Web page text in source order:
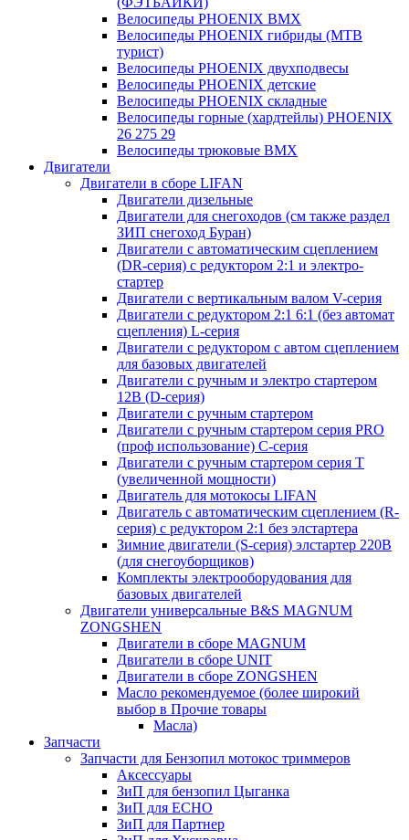
Велосипеды PHOENIX BMX
Велосипеды PHOENIX гибриды (MTB
турист)
Велосипеды PHOENIX двухподвесы
Велосипеды PHOENIX детские
Велосипеды PHOENIX складные
Велосипеды горные (хардтейлы) PHOENIX
26 275 29
Велосипеды трюковые BMX
Двигатели
Двигатели в сборе LIFAN
Двигатели дизельные
Двигатели для снегоходов (см также раздел
ЗИП снегоход Буран)
Двигатели с автоматическим сцеплением
(DR-серия) с редуктором 2:1 и электро-
стартер
Двигатели с вертикальным валом V-серия
Двигатели с редуктором 2:1 6:1 (без автомат
сцепления) L-серия
Двигатели с редуктором с автом сцеплением
для базовых двигателей
Двигатели с ручным и электро стартером
12В (D-серия)
Двигатели с ручным стартером
Двигатели с ручным стартером серия PRO
(проф использование) C-серия
Двигатели с ручным стартером серия Т
(увеличенной мощности)
Двигатель для мотокосы LIFAN
Двигатель с автоматическим сцеплением (R-
серия) с редуктором 2:1 без элстартера
Зимние двигатели (S-серия) элстартер 220В
(для снегоуборщиков)
Комплекты электрооборудования для
базовых двигателей
Двигатели универсальные B&S MAGNUM
ZONGSHEN
Двигатели в сборе MAGNUM
Двигатели в сборе UNIT
Двигатели в сборе ZONGSHEN
Масло рекомендуемое (более широкий
выбор в Прочие товары
Масла)
Запчасти
Запчасти для Бензопил мотокос триммеров
Аксессуары
ЗиП для бензопил Цыганка
ЗиП для ЕСНО
ЗиП для Партнер